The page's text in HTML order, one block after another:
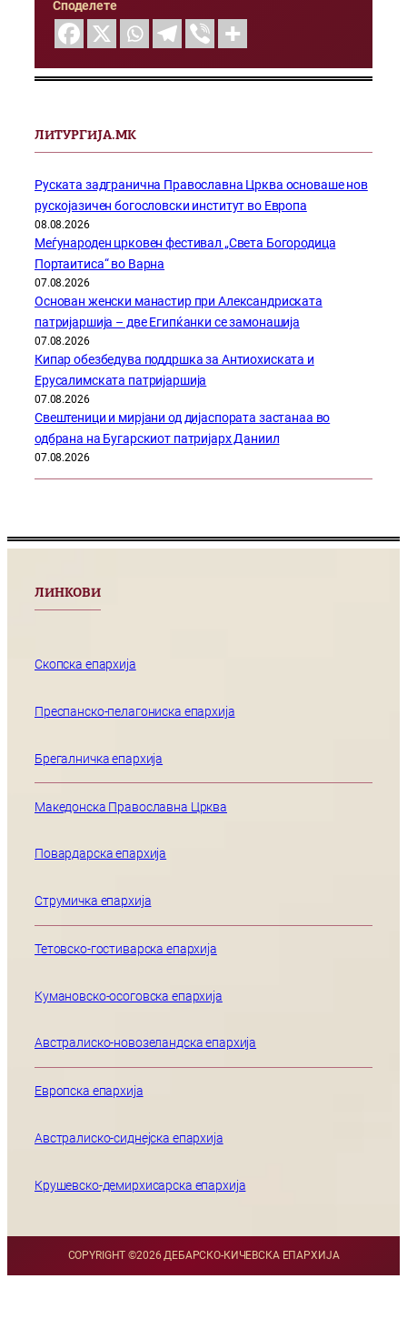
Споделете
ЛИТУРГИЈА.МК
Руската задгранична Православна Црква основаше нов
рускојазичен богословски институт во Европа
08.08.2026
Меѓународен црковен фестивал „Света Богородица
Портаитиса“ во Варна
07.08.2026
Основан женски манастир при Александриската
патријаршија – две Египќанки се замонашија
07.08.2026
Кипар обезбедува поддршка за Антиохиската и
Ерусалимската патријаршија
07.08.2026
Свештеници и мирјани од дијаспората застанаа во
одбрана на Бугарскиот патријарх Даниил
07.08.2026
ЛИНКОВИ
Скопска епархија
Преспанско-пелагониска епархија
Брегалничка епархија
Македонска Православна Црква
Повардарска епархија
Струмичка епархија
Тетовско-гостиварска епархија
Кумановско-осоговска епархија
Австралиско-новозеландска епархија
Европска епархија
Австралиско-сиднејска епархија
Крушевско-демирхисарска епархија
COPYRIGHT ©2026 ДЕБАРСКО-КИЧЕВСКА ЕПАРХИЈА